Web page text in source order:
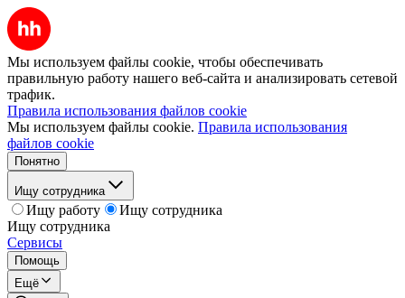
Мы используем файлы cookie, чтобы обеспечивать
правильную работу нашего веб-сайта и анализировать сетевой
трафик.
Правила использования файлов cookie
Мы используем файлы cookie. Правила использования
файлов cookie
Понятно
Ищу сотрудника
Ищу работу
Ищу сотрудника
Ищу сотрудника
Сервисы
Помощь
Ещё